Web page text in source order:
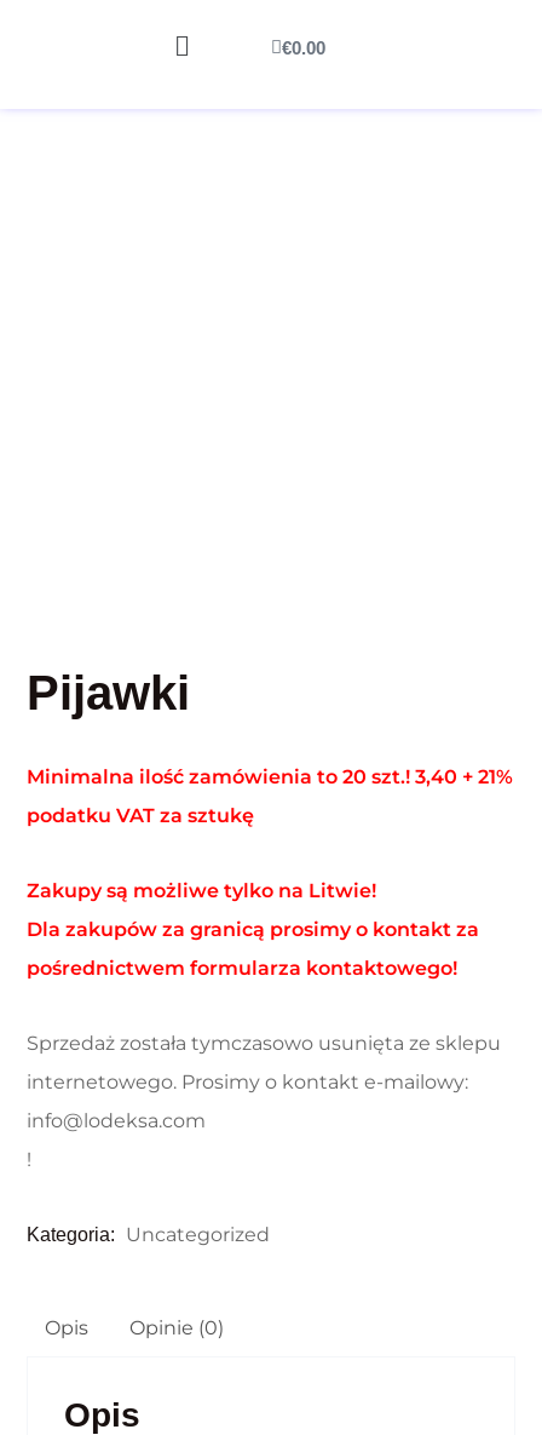
€0.00
Pijawki
Minimalna ilość zamówienia to 20 szt.! 3,40 + 21%
podatku VAT za sztukę
Zakupy są możliwe tylko na Litwie!
Dla zakupów za granicą prosimy o kontakt za
pośrednictwem formularza kontaktowego!
Sprzedaż została tymczasowo usunięta ze sklepu
internetowego. Prosimy o kontakt e-mailowy:
info@lodeksa.com
!
Kategoria: Uncategorized
Opis Opinie (0)
Opis